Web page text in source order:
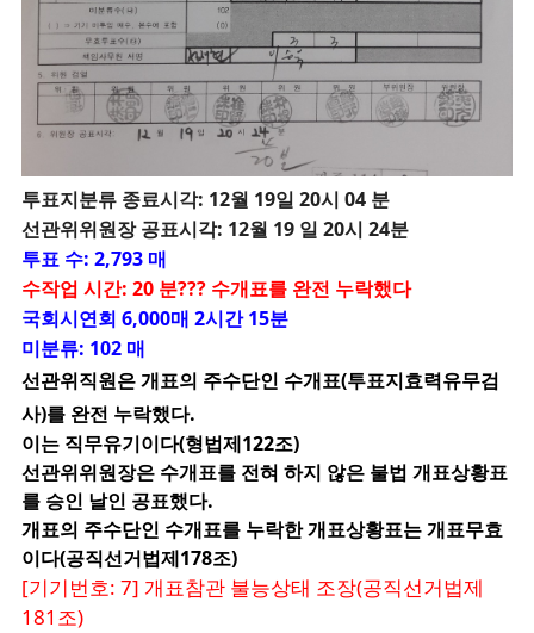
투표지분류 종료시각: 12월 19일 20시 04 분
선관위위원장 공표시각: 12월 19 일 20시 24분
투표 수: 2,793 매
수작업 시간: 20 분??? 수개표를 완전 누락했다
국회시연회 6,000매 2시간 15분
미분류: 102 매
선관위직원은 개표의 주수단인 수개표(투표지효력유무검
사)를 완전 누락했다.
이는 직무유기이다(형법제122조)
선관위위원장은 수개표를 전혀 하지 않은 불법 개표상황표
를 승인 날인 공표했다.
개표의 주수단인 수개표를 누락한 개표상황표는 개표무효
이다(공직선거법제178조)
[기기번호: 7] 개표참관 불능상태 조장(공직선거법제
181조)